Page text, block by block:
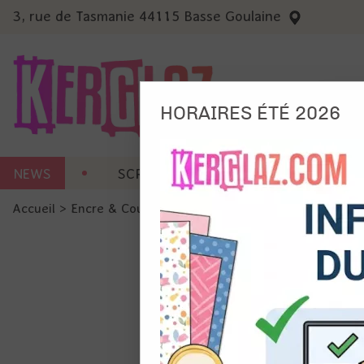
3, rue de Tasmanie 44115 Basse Goulaine
NEWS SCRAP CARTERIE MACHINES
Accueil > Encre & Couleur > >
Ils
et du
précises
Si vous
de la
HORAIRES ÉTÉ 2026